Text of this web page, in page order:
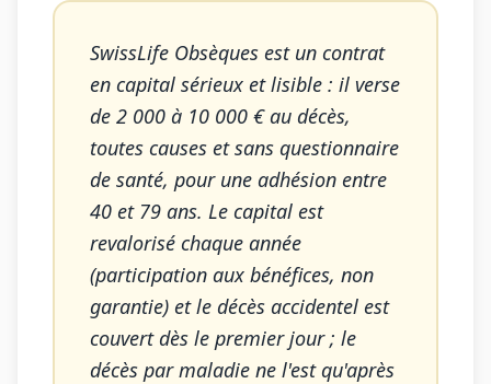
SwissLife Obsèques est un contrat
en capital sérieux et lisible : il verse
de 2 000 à 10 000 € au décès,
toutes causes et sans questionnaire
de santé, pour une adhésion entre
40 et 79 ans. Le capital est
revalorisé chaque année
(participation aux bénéfices, non
garantie) et le décès accidentel est
couvert dès le premier jour ; le
décès par maladie ne l'est qu'après